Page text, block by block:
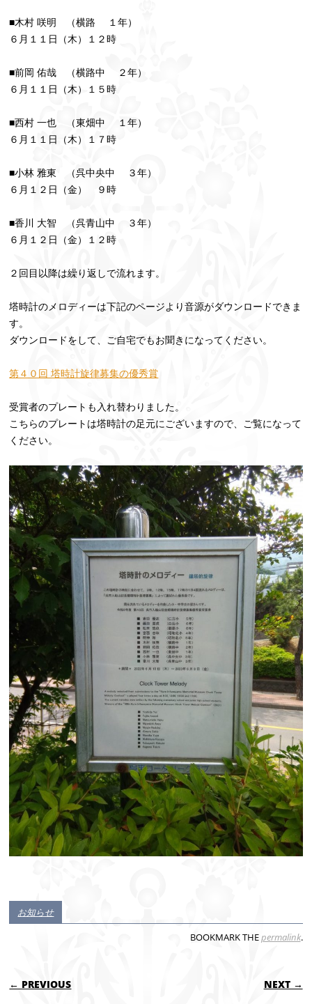
■木村 咲明 （横路 １年）
６月１１日（木）１２時
■前岡 佑哉 （横路中 ２年）
６月１１日（木）１５時
■西村 一也 （東畑中 １年）
６月１１日（木）１７時
■小林 雅東 （呉中央中 ３年）
６月１２日（金） ９時
■香川 大智 （呉青山中 ３年）
６月１２日（金）１２時
２回目以降は繰り返しで流れます。
塔時計のメロディーは下記のページより音源がダウンロードできま
す。
ダウンロードをして、ご自宅でもお聞きになってください。
第４０回 塔時計旋律募集の優秀賞
受賞者のプレートも入れ替わりました。
こちらのプレートは塔時計の足元にございますので、ご覧になって
ください。
お知らせ
BOOKMARK THEpermalink.
POST NAVIGATION
← PREVIOUS NEXT →